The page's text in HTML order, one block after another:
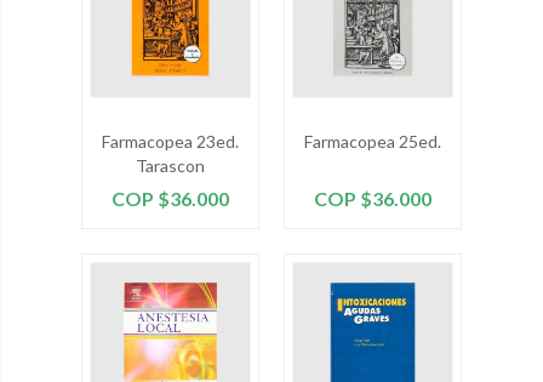
Farmacopea 23ed.
Tarascon
Precio
COP $36.000
Farmacopea 25ed.
Precio
COP $36.000